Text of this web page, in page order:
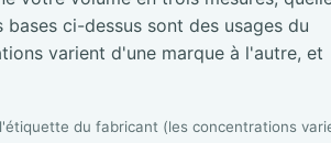
ci-dessus sont des usages du
varient d'une marque à l'autre, et
du fabricant (les concentrations